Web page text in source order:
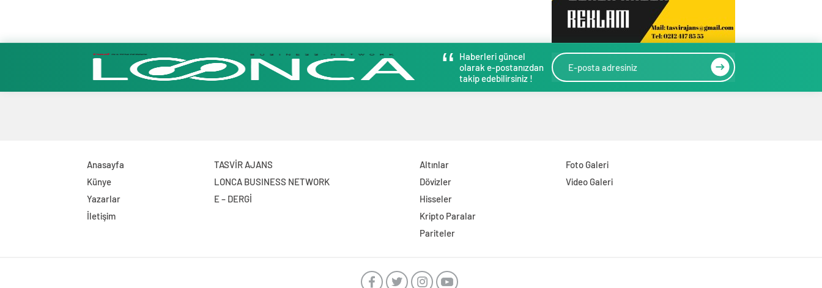
Haberleri güncel
olarak e-postanızdan
takip edebilirsiniz !
Anasayfa
Künye
Yazarlar
İletişim
TASVİR AJANS
LONCA BUSINESS NETWORK
E – DERGİ
Altınlar
Dövizler
Hisseler
Kripto Paralar
Pariteler
Foto Galeri
Video Galeri